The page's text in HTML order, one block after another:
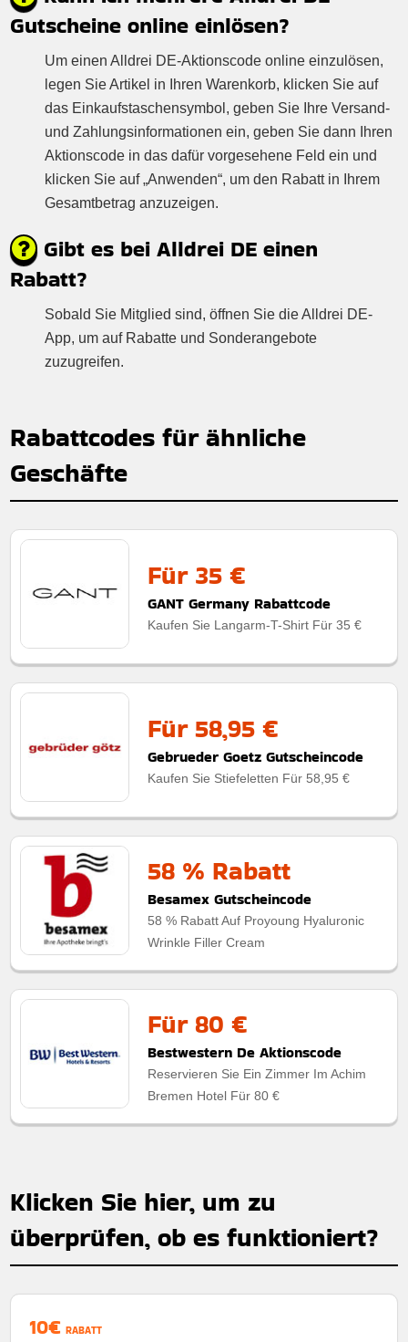
Gutscheine online einlösen?
Um einen Alldrei DE-Aktionscode online einzulösen,
legen Sie Artikel in Ihren Warenkorb, klicken Sie auf
das Einkaufstaschensymbol, geben Sie Ihre Versand-
und Zahlungsinformationen ein, geben Sie dann Ihren
Aktionscode in das dafür vorgesehene Feld ein und
klicken Sie auf „Anwenden“, um den Rabatt in Ihrem
Gesamtbetrag anzuzeigen.
Gibt es bei Alldrei DE einen
Rabatt?
Sobald Sie Mitglied sind, öffnen Sie die Alldrei DE-
App, um auf Rabatte und Sonderangebote
zuzugreifen.
Rabattcodes für ähnliche
Geschäfte
Für 35 €
GANT Germany Rabattcode
Kaufen Sie Langarm-T-Shirt Für 35 €
Für 58,95 €
Gebrueder Goetz Gutscheincode
Kaufen Sie Stiefeletten Für 58,95 €
58 % Rabatt
Besamex Gutscheincode
58 % Rabatt Auf Proyoung Hyaluronic
Wrinkle Filler Cream
Für 80 €
Bestwestern De Aktionscode
Reservieren Sie Ein Zimmer Im Achim
Bremen Hotel Für 80 €
Klicken Sie hier, um zu
überprüfen, ob es funktioniert?
10€ RABATT